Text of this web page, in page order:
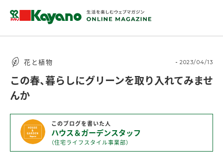
花と植物 2023/04/13
この春、暮らしにグリーンを取り入れてみませ
んか
このブログを書いた人
ハウス＆ガーデンスタッフ
（住宅ライフスタイル事業部）